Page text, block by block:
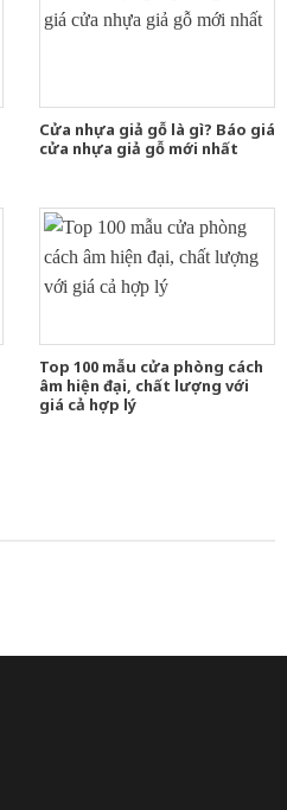
Cửa nhựa giả gỗ là gì? Báo giá
cửa nhựa giả gỗ mới nhất
Top 100 mẫu cửa phòng cách
âm hiện đại, chất lượng với
giá cả hợp lý